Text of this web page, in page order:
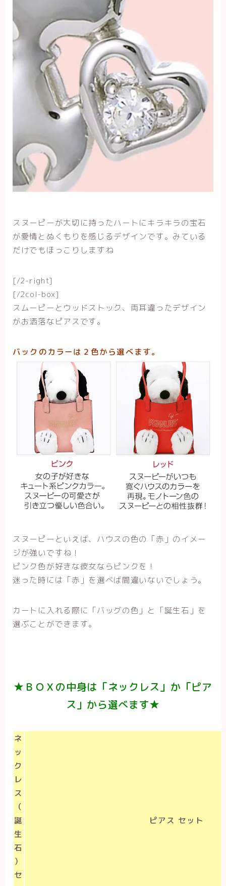
スヌーピーが大切に持ったハートにキラキラの宝石
が愛情とぬくもりを感じるデザインです。みている
だけでもほっこりしますね
[/2-right]
[/2col-box]
スムーピーとウッドストック、両耳違ったデザイン
がお洒落なピアスです。
バックのカラーは２色から選べます。
スヌーピーといえば、ハウスの色の「赤」のイメー
ジが強いですね！
ピンク色が好きな彼女ならピンクを！
迷った時には「赤」を選べば間違いないでしょう。
カートに入れる際に「バッグの色」と「誕生石」を
選ぶことができます。
★ＢＯＸの中身は「ネックレス」か「ピア
ス」から選べます★
ネ
ッ
ク
レ
ス
（
誕
生
石
）
セ
ピアス セット